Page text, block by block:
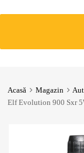
Acasă Magazin
Elf Evolution 900 Sxr